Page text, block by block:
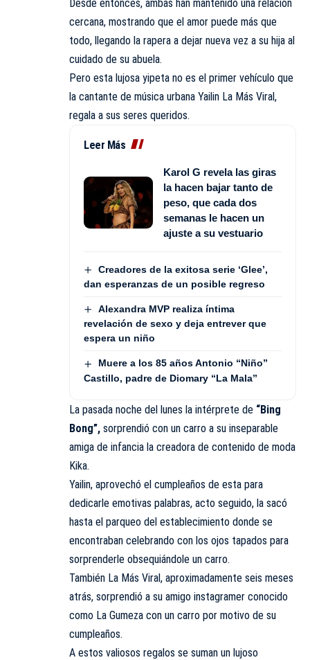
Desde entonces, ambas han mantenido una relación
cercana, mostrando que el amor puede más que
todo, llegando la rapera a dejar nueva vez a su hija al
cuidado de su abuela.
Pero esta lujosa yipeta no es el primer vehículo que
la cantante de música urbana Yailin La Más Viral,
regala a sus seres queridos.
Leer Más
Karol G revela las giras
la hacen bajar tanto de
peso, que cada dos
semanas le hacen un
ajuste a su vestuario
Creadores de la exitosa serie ‘Glee’,
dan esperanzas de un posible regreso
Alexandra MVP realiza íntima
revelación de sexo y deja entrever que
espera un niño
Muere a los 85 años Antonio “Niño”
Castillo, padre de Diomary “La Mala”
La pasada noche del lunes la intérprete de “Bing
Bong”, sorprendió con un carro a su inseparable
amiga de infancia la creadora de contenido de moda
Kika.
Yailin, aprovechó el cumpleaños de esta para
dedicarle emotivas palabras, acto seguido, la sacó
hasta el parqueo del establecimiento donde se
encontraban celebrando con los ojos tapados para
sorprenderle obsequiándole un carro.
También La Más Viral, aproximadamente seis meses
atrás, sorprendió a su amigo instagramer conocido
como La Gumeza con un carro por motivo de su
cumpleaños.
A estos valiosos regalos se suman un lujoso